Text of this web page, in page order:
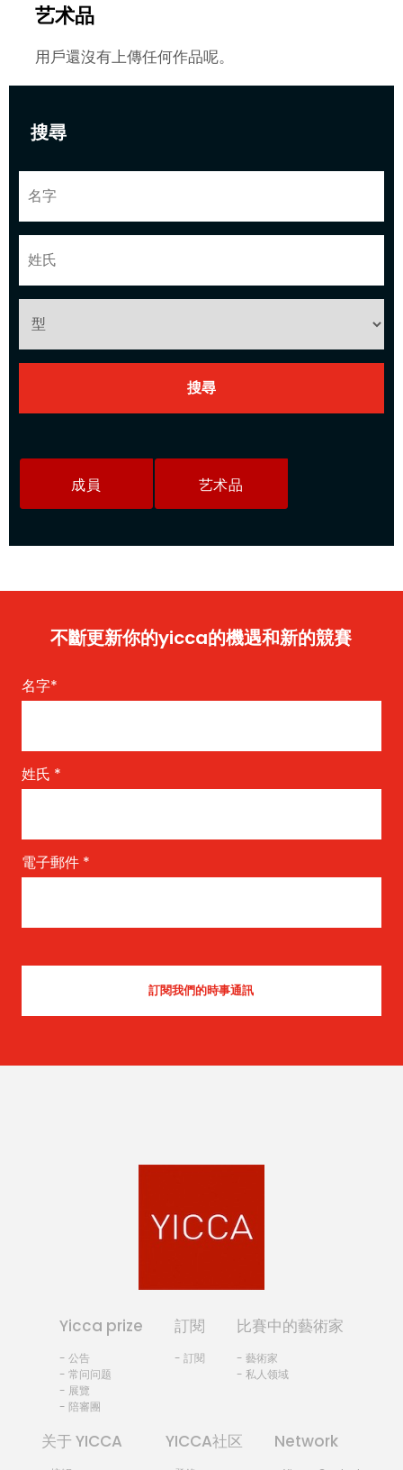
搜尋
成員 艺术品
艺术品
用戶還沒有上傳任何作品呢。
不斷更新你的yicca的機遇和新的競賽
名字*
姓氏 *
電子郵件 *
Yicca prize
- 公告
- 常问问题
- 展覽
- 陪審團
訂閱
- 訂閱
比賽中的藝術家
- 藝術家
- 私人领域
关于 YICCA YICCA社区 Network